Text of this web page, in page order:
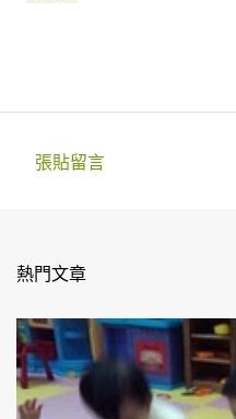
張貼留言
熱門文章